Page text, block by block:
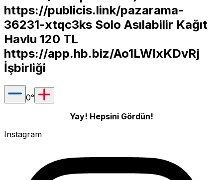
https://publicis.link/pazarama-
36231-xtqc3ks Solo Asılabilir Kağıt
Havlu 120 TL
https://app.hb.biz/Ao1LWIxKDvRj
İşbirliği
0°
Yay! Hepsini Gördün!
Instagram